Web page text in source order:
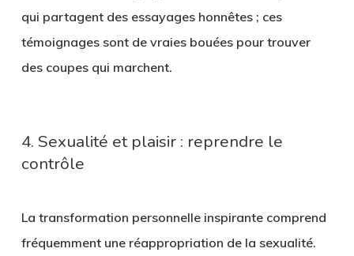
qui partagent des essayages honnêtes ; ces
témoignages sont de vraies bouées pour trouver
des coupes qui marchent.
4. Sexualité et plaisir : reprendre le
contrôle
La transformation personnelle inspirante comprend
fréquemment une réappropriation de la sexualité.